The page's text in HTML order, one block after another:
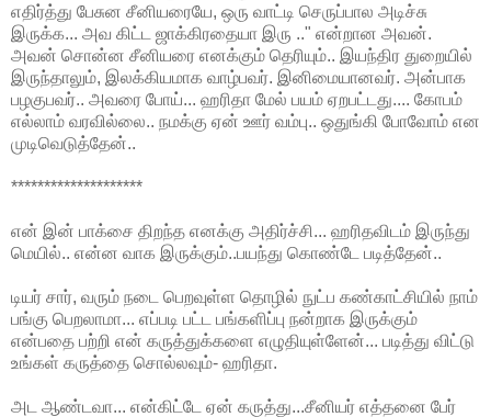
எதிர்த்து பேசுன சீனியரையே, ஒரு வாட்டி செருப்பால அடிச்சு
இருக்க... அவ கிட்ட ஜாக்கிரதையா இரு .." என்றான அவன்.
அவன் சொன்ன சீனியரை எனக்கும் தெரியும்.. இயந்திர துறையில்
இருந்தாலும், இலக்கியமாக வாழ்பவர். இனிமையானவர். அன்பாக
பழகுபவர்.. அவரை போய்... ஹரிதா மேல் பயம் ஏறபட்டது.... கோபம்
எல்லாம் வரவில்லை.. நமக்கு ஏன் ஊர் வம்பு.. ஒதுங்கி போவோம் என
முடிவெடுத்தேன்..
********************
என் இன் பாக்சை திறந்த எனக்கு அதிர்ச்சி... ஹரிதவிடம் இருந்து
மெயில்.. என்ன வாக இருக்கும்..பயந்து கொண்டே படித்தேன்..
டியர் சார், வரும் நடை பெறவுள்ள தொழில் நுட்ப கண்காட்சியில் நாம்
பங்கு பெறலாமா... எப்படி பட்ட பங்களிப்பு நன்றாக இருக்கும்
என்பதை பற்றி என் கருத்துக்களை எழுதியுள்ளேன்... படித்து விட்டு
உங்கள் கருத்தை சொல்லவும்- ஹரிதா.
அட ஆண்டவா... என்கிட்டே ஏன் கருத்து...சீனியர் எத்தனை பேர்